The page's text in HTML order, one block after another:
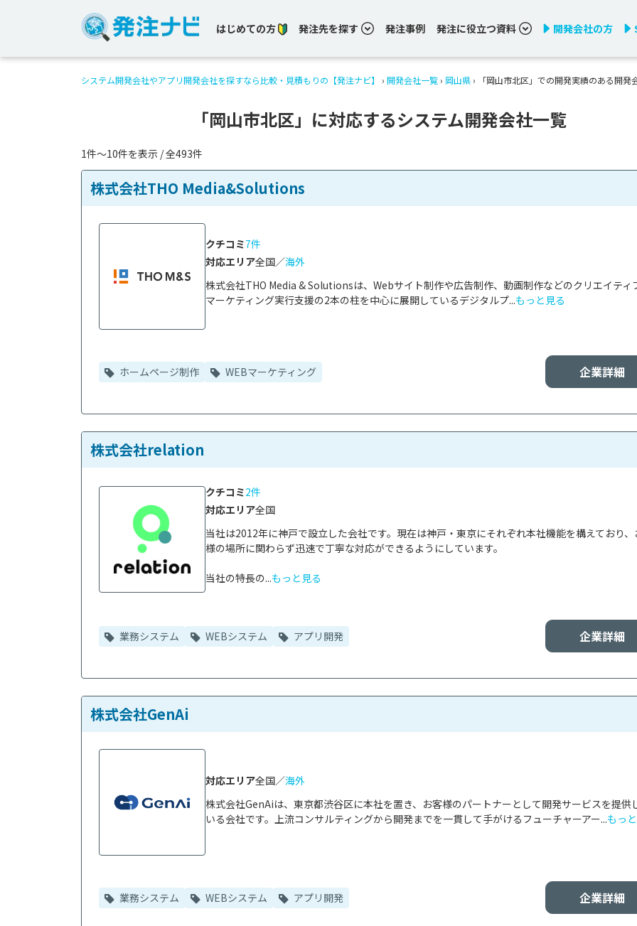
はじめての方 発注先を探す 発注事例 発注に役立つ資料 開発会社の方
システム開発会社やアプリ開発会社を探すなら比較・見積もりの【発注ナビ】 › 開発会社一覧 › 岡山県 › 「岡山市北区」での開発実績のある開発
「岡山市北区」に対応するシステム開発会社一覧
1件〜10件を表示 / 全493件
株式会社THO Media&Solutions
株式会社THO Media & Solutionsは、Webサイト制作や広告制作、動画制作などのクリエイティ
マーケティング実行支援の2本の柱を中心に展開しているデジタルプ...もっと見る
クチコミ7件
対応エリア全国／海外
企業詳細
ホームページ制作 WEBマーケティング
株式会社relation
当社は2012年に神戸で設立した会社です。現在は神戸・東京にそれぞれ本社機能を構えており、
様の場所に関わらず迅速で丁寧な対応ができるようにしています。
当社の特長の...もっと見る
クチコミ2件
対応エリア全国
企業詳細
業務システム WEBシステム アプリ開発
株式会社GenAi
株式会社GenAiは、東京都渋谷区に本社を置き、お客様のパートナーとして開発サービスを提供
いる会社です。上流コンサルティングから開発までを一貫して手がけるフューチャーアー...もっ
対応エリア全国／海外
企業詳細
業務システム WEBシステム アプリ開発